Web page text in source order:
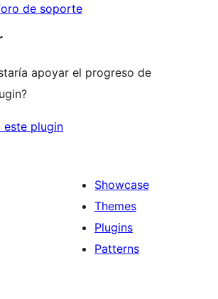
de soporte
apoyar el progreso de
este plugin
Showcase
Themes
Plugins
Patterns